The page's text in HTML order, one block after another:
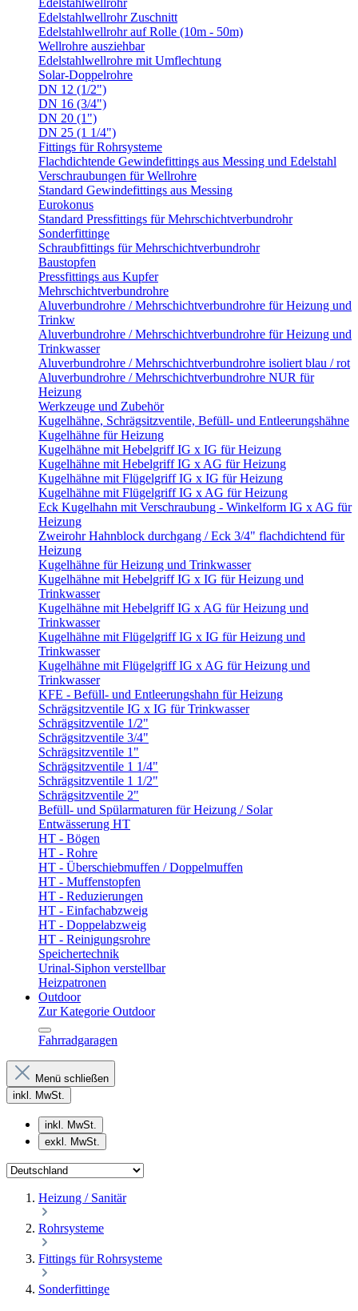
Edelstahlwellrohr
Edelstahlwellrohr Zuschnitt
Edelstahlwellrohr auf Rolle (10m - 50m)
Wellrohre ausziehbar
Edelstahlwellrohre mit Umflechtung
Solar-Doppelrohre
DN 12 (1/2")
DN 16 (3/4")
DN 20 (1")
DN 25 (1 1/4")
Fittings für Rohrsysteme
Flachdichtende Gewindefittings aus Messing und Edelstahl
Verschraubungen für Wellrohre
Standard Gewindefittings aus Messing
Eurokonus
Standard Pressfittings für Mehrschichtverbundrohr
Sonderfittinge
Schraubfittings für Mehrschichtverbundrohr
Baustopfen
Pressfittings aus Kupfer
Mehrschichtverbundrohre
Aluverbundrohre / Mehrschichtverbundrohre für Heizung und
Trinkw
Aluverbundrohre / Mehrschichtverbundrohre für Heizung und
Trinkwasser
Aluverbundrohre / Mehrschichtverbundrohre isoliert blau / rot
Aluverbundrohre / Mehrschichtverbundrohre NUR für
Heizung
Werkzeuge und Zubehör
Kugelhähne, Schrägsitzventile, Befüll- und Entleerungshähne
Kugelhähne für Heizung
Kugelhähne mit Hebelgriff IG x IG für Heizung
Kugelhähne mit Hebelgriff IG x AG für Heizung
Kugelhähne mit Flügelgriff IG x IG für Heizung
Kugelhähne mit Flügelgriff IG x AG für Heizung
Eck Kugelhahn mit Verschraubung - Winkelform IG x AG für
Heizung
Zweirohr Hahnblock durchgang / Eck 3/4" flachdichtend für
Heizung
Kugelhähne für Heizung und Trinkwasser
Kugelhähne mit Hebelgriff IG x IG für Heizung und
Trinkwasser
Kugelhähne mit Hebelgriff IG x AG für Heizung und
Trinkwasser
Kugelhähne mit Flügelgriff IG x IG für Heizung und
Trinkwasser
Kugelhähne mit Flügelgriff IG x AG für Heizung und
Trinkwasser
KFE - Befüll- und Entleerungshahn für Heizung
Schrägsitzventile IG x IG für Trinkwasser
Schrägsitzventile 1/2"
Schrägsitzventile 3/4"
Schrägsitzventile 1"
Schrägsitzventile 1 1/4"
Schrägsitzventile 1 1/2"
Schrägsitzventile 2"
Befüll- und Spülarmaturen für Heizung / Solar
Entwässerung HT
HT - Bögen
HT - Rohre
HT - Überschiebmuffen / Doppelmuffen
HT - Muffenstopfen
HT - Reduzierungen
HT - Einfachabzweig
HT - Doppelabzweig
HT - Reinigungsrohre
Speichertechnik
Urinal-Siphon verstellbar
Heizpatronen
Outdoor
Zur Kategorie Outdoor
Fahrradgaragen
Menü schließen
inkl. MwSt.
inkl. MwSt.
exkl. MwSt.
Heizung / Sanitär
Rohrsysteme
Fittings für Rohrsysteme
Sonderfittinge